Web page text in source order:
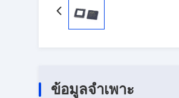
ข้อมูลจำเพาะ